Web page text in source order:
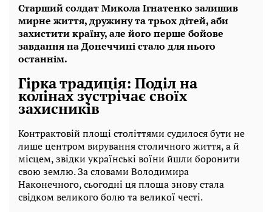
Старший солдат Микола Ігнатенко залишив
мирне життя, дружину та трьох дітей, аби
захистити країну, але його перше бойове
завдання на Донеччині стало для нього
останнім.
Гірка традиція: Поділ на
колінах зустрічає своїх
захисників
Контрактовій площі століттями судилося бути не
лише центром вирування столичного життя, а й
місцем, звідки українські воїни йшли боронити
свою землю. За словами Володимира
Наконечного, сьогодні ця площа знову стала
свідком великого болю та великої честі.